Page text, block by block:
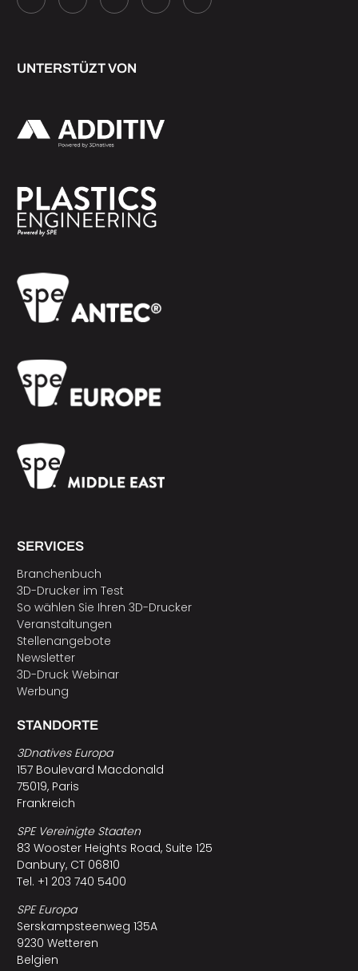
UNTERSTÜZT VON
SERVICES
Branchenbuch
3D-Drucker im Test
So wählen Sie Ihren 3D-Drucker
Veranstaltungen
Stellenangebote
Newsletter
3D-Druck Webinar
Werbung
STANDORTE
3Dnatives Europa
157 Boulevard Macdonald
75019, Paris
Frankreich
SPE Vereinigte Staaten
83 Wooster Heights Road, Suite 125
Danbury, CT 06810
Tel. +1 203 740 5400
SPE Europa
Serskampsteenweg 135A
9230 Wetteren
Belgien